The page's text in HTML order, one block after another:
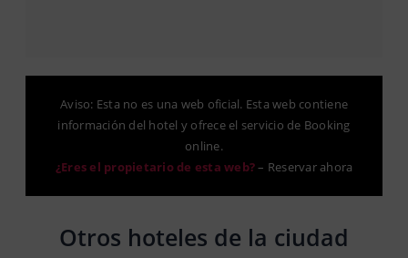
Aviso: Esta no es una web oficial. Esta web contiene
información del hotel y ofrece el servicio de Booking
online.
¿Eres el propietario de esta web?– Reservar ahora
Otros hoteles de la ciudad